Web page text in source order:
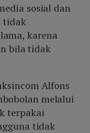
sosial dan
tidak
karena
bila tidak
Alfons
melalui
terpakai
tidak